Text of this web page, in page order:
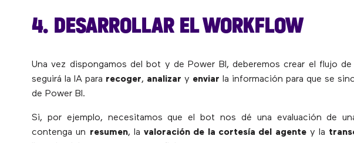
4. DESARROLLAR EL WORKFLOW
Una vez dispongamos del bot y de Power BI, deberemos crear el flujo
seguirá la IA para recoger, analizar y enviar la información para que se
de Power BI.
Si, por ejemplo, necesitamos que el bot nos dé una evaluación de
contenga un resumen, lavaloración de la cortesía del agentey la